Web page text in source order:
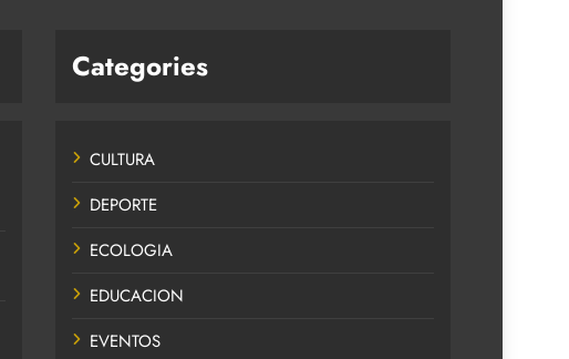
Categories
CULTURA
DEPORTE
ECOLOGIA
EDUCACION
EVENTOS